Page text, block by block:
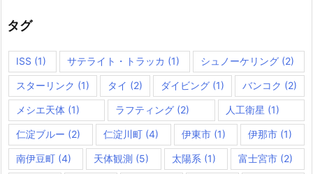
タグ
ISS (1) サテライト・トラッカ (1) シュノーケリング (2)
スターリンク (1) タイ (2) ダイビング (1) バンコク (2)
メシエ天体 (1) ラフティング (2) 人工衛星 (1)
仁淀ブルー (2) 仁淀川町(4) 伊東市(1) 伊那市 (1)
南伊豆町 (4) 天体観測 (5) 太陽系 (1) 富士宮市(2)